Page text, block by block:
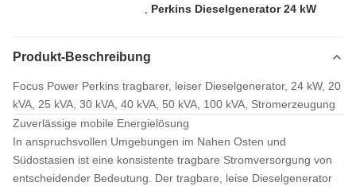
Perkins Dieselgenerator 24 kW
Produkt-Beschreibung
Focus Power Perkins tragbarer, leiser Dieselgenerator, 24 kW, 20
kVA, 25 kVA, 30 kVA, 40 kVA, 50 kVA, 100 kVA, Stromerzeugung
Zuverlässige mobile Energielösung
In anspruchsvollen Umgebungen im Nahen Osten und
Südostasien ist eine konsistente tragbare Stromversorgung von
entscheidender Bedeutung. Der tragbare, leise Dieselgenerator